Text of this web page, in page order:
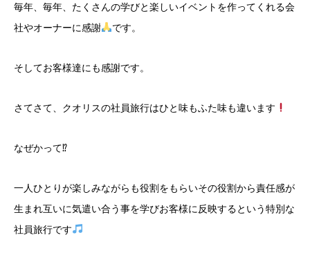
毎年、毎年、たくさんの学びと楽しいイベントを作ってくれる会
社やオーナーに感謝
です。
そしてお客様達にも感謝です。
さてさて、クオリスの社員旅行はひと味もふた味も違います
なぜかって⁉
一人ひとりが楽しみながらも役割をもらいその役割から責任感が
生まれ互いに気遣い合う事を学びお客様に反映するという特別な
社員旅行です